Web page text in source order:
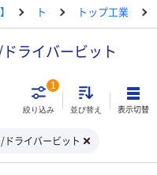
ト トップ工業
ライバービット
絞り込み
1
並び替え 表示切替
ドライバービット